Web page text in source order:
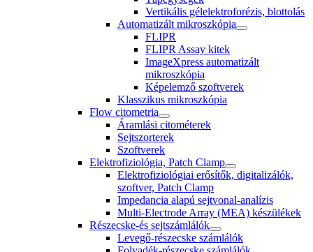
Vertikális gélelektroforézis, blottolás
Automatizált mikroszkópia
FLIPR
FLIPR Assay kitek
ImageXpress automatizált
mikroszkópia
Képelemző szoftverek
Klasszikus mikroszkópia
Flow citometria
Áramlási citométerek
Sejtszorterek
Szoftverek
Elektrofiziológia, Patch Clamp
Elektrofiziológiai erősítők, digitalizálók,
szoftver, Patch Clamp
Impedancia alapú sejtvonal-analízis
Multi-Electrode Array (MEA) készülékek
Részecske-és sejtszámlálók
Levegő-részecske számlálók